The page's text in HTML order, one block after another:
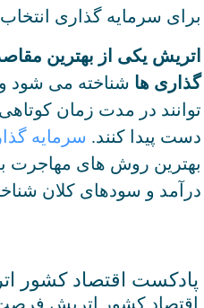
برای سرمایه گذاری
اتریش یکی از بهترین
گذاری ها شناخته می شود
توانند در مدت زمان
دست پیدا کنند. سرمایه
بهترین روش های مهاجرت
درآمد و سودهای کلان
پادکست اقتصاد کشور
اقتصاد کشور اتریش